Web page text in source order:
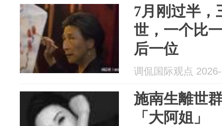
7月刚过半，
世，一个比
后一位
调侃国际观点
施南生離世
「大阿姐」